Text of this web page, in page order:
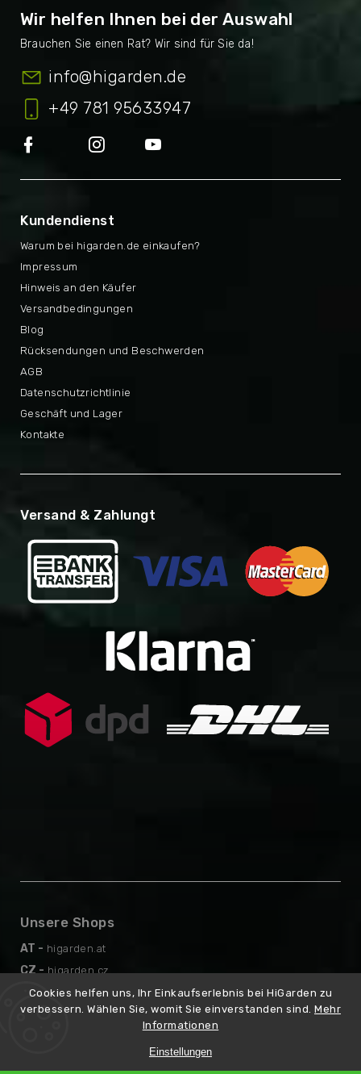
Cookies helfen uns, Ihr Einkaufserlebnis bei HiGarden zu
verbessern. Wählen Sie, womit Sie einverstanden sind. Mehr
Informationen
Einstellungen
Wir helfen Ihnen bei der Auswahl
info@higarden.de
+49 781 95633947
Kundendienst
Warum bei higarden.de einkaufen?
Rücksendungen und Beschwerden
Impressum
AGB
Hinweis an den Käufer
Datenschutzrichtlinie
Versandbedingungen
Geschäft und Lager
Blog
Kontakte
Versand & Zahlungt
Unsere Shops
AT - higarden.at
CZ - higarden.cz
EN - higarden.eu
PL - higarden.pl